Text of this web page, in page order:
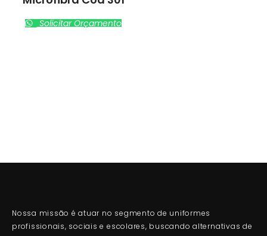
Solicitar Orçamento
Nossa missão é atuar no segmento de uniformes
profissionais, sociais e escolares, buscando alternativas de